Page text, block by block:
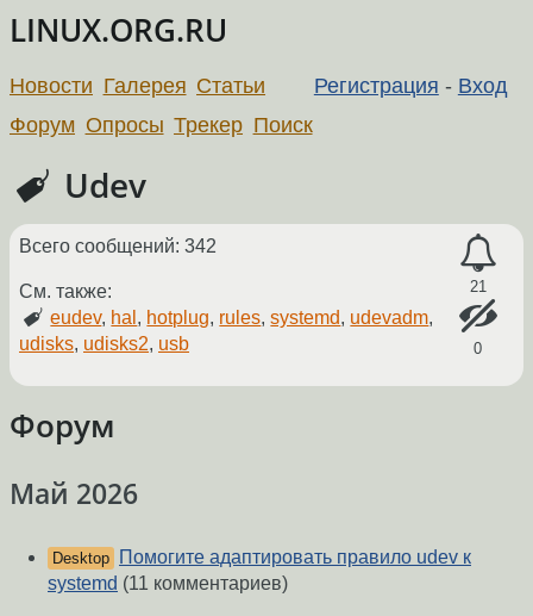
LINUX.ORG.RU
Регистрация - Вход
Новости Галерея Статьи
Форум Опросы Трекер Поиск
Udev
21
0
Всего сообщений: 342
См. также:
eudev, hal , hotplug, rules,systemd, udevadm,
udisks, udisks2, usb
Форум
Май 2026
Desktop
Помогите адаптировать правило udev к
systemd (11 комментариев)